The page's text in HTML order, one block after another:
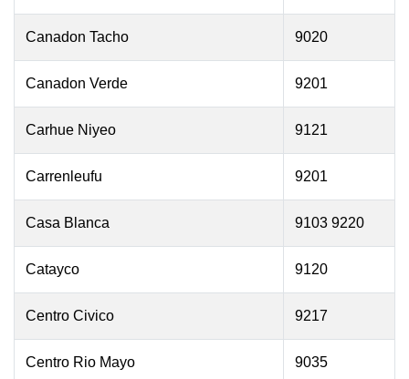
Canadon Tacho 9020
Canadon Verde 9201
Carhue Niyeo 9121
Carrenleufu 9201
Casa Blanca 9103 9220
Catayco 9120
Centro Civico 9217
Centro Rio Mayo 9035